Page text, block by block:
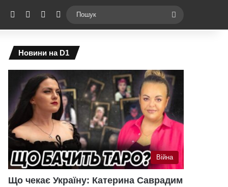
YouTubeInstagramTelegramSwitch skin
Новини на D1
Війна
Що чекає Україну: Катерина Саврадим